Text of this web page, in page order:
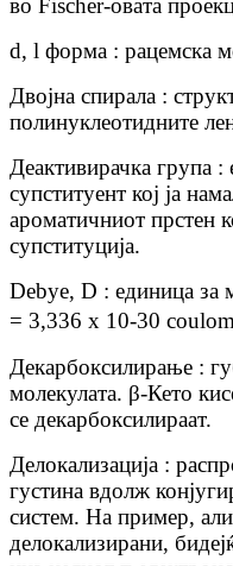
во Fischer-овата
d, l форма : рацемска
Двојна спирала :
полинуклеотидните
Деактивирачка група :
супституент кој ја
ароматичниот прстен
супституција.
Debye, D : единица за
= 3,336 x 10-30
Декарбоксилирање :
молекулата. β-Кето
се декарбоксилираат.
Делокализација :
густина вдолж
систем. На пример,
делокализирани,